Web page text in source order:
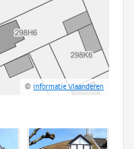
©Informatie Vlaanderen